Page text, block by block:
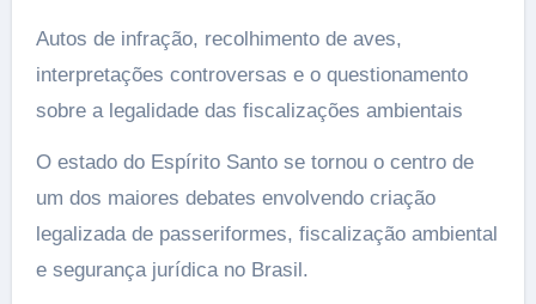
Autos de infração, recolhimento de aves,
interpretações controversas e o questionamento
sobre a legalidade das fiscalizações ambientais
O estado do Espírito Santo se tornou o centro de
um dos maiores debates envolvendo criação
legalizada de passeriformes, fiscalização ambiental
e segurança jurídica no Brasil.